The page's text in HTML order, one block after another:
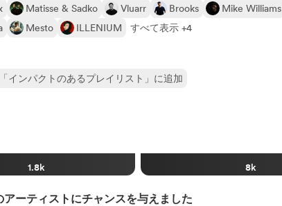
Matisse & Sadko Vluarr Brooks
Mike Williams
Mesto ILLENIUM すべて表示 +4
インパクトのあるプレイリスト」に追加
1.8k 8k
アーティストにチャンスを与えました